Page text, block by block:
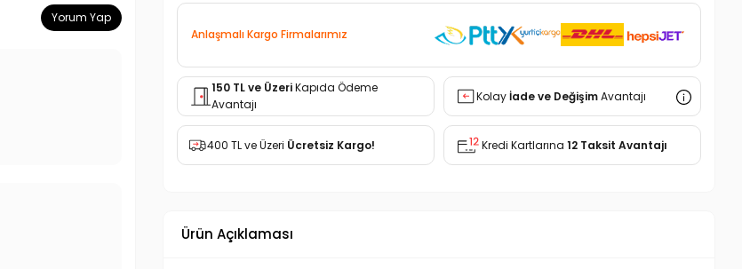
Yorum Yap
Anlaşmalı Kargo Firmalarımız
150 TL ve ÜzeriKapıda Ödeme
Avantajı
Kolayİade ve DeğişimAvantajı
400 TL ve Üzeri Ücretsiz Kargo! Kredi Kartlarına 12 Taksit Avantajı
Ürün Açıklaması